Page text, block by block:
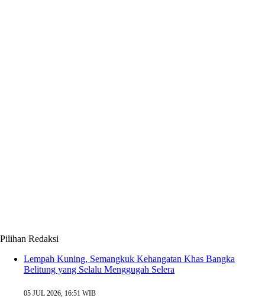
Pilihan Redaksi
Lempah Kuning, Semangkuk Kehangatan Khas Bangka
Belitung yang Selalu Menggugah Selera
05 JUL 2026, 16:51 WIB